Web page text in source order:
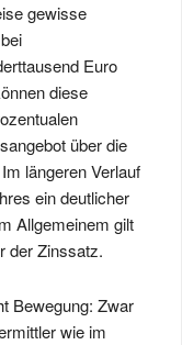
gewisse
Euro
diese
über die
längeren Verlauf
ein deutlicher
Allgemeinem gilt
der Zinssatz.
Bewegung: Zwar
wie im